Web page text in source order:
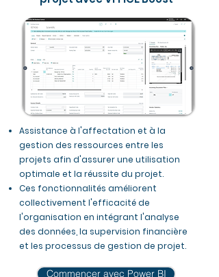
Assistance à l'affectation et à la
gestion des ressources entre les
projets afin d'assurer une utilisation
optimale et la réussite du projet.
Ces fonctionnalités améliorent
collectivement l'efficacité de
l'organisation en intégrant l'analyse
des données, la supervision financière
et les processus de gestion de projet.
Commencer avec Power BI